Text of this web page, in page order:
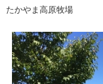
たかやま高原牧場